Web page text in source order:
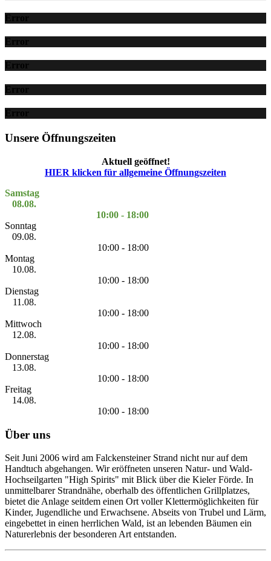
Error
Error
Error
Error
Error
Unsere Öffnungszeiten
Aktuell geöffnet!
HIER klicken für allgemeine Öffnungszeiten
Samstag
08.08.
10:00 - 18:00
Sonntag
09.08.
10:00 - 18:00
Montag
10.08.
10:00 - 18:00
Dienstag
11.08.
10:00 - 18:00
Mittwoch
12.08.
10:00 - 18:00
Donnerstag
13.08.
10:00 - 18:00
Freitag
14.08.
10:00 - 18:00
Über uns
Seit Juni 2006 wird am Falckensteiner Strand nicht nur auf dem
Handtuch abgehangen. Wir eröffneten unseren Natur- und Wald-
Hochseilgarten "High Spirits" mit Blick über die Kieler Förde. In
unmittelbarer Strandnähe, oberhalb des öffentlichen Grillplatzes,
bietet die Anlage seitdem einen Ort voller Klettermöglichkeiten für
Kinder, Jugendliche und Erwachsene. Abseits von Trubel und Lärm,
eingebettet in einen herrlichen Wald, ist an lebenden Bäumen ein
Naturerlebnis der besonderen Art entstanden.